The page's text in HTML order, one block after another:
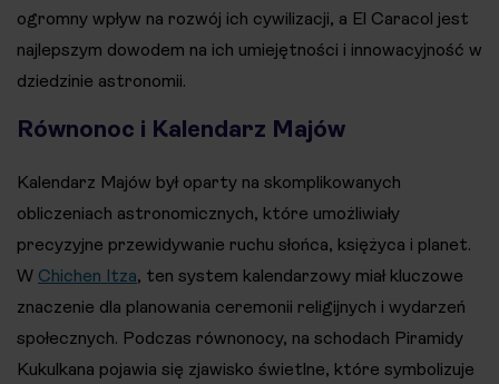
ogromny wpływ na rozwój ich cywilizacji, a El Caracol jest
najlepszym dowodem na ich umiejętności i innowacyjność w
dziedzinie astronomii​​.
Równonoc i Kalendarz Majów
Kalendarz Majów był oparty na skomplikowanych
obliczeniach astronomicznych, które umożliwiały
precyzyjne przewidywanie ruchu słońca, księżyca i planet.
W Chichen Itza, ten system kalendarzowy miał kluczowe
znaczenie dla planowania ceremonii religijnych i wydarzeń
społecznych. Podczas równonocy, na schodach Piramidy
Kukulkana pojawia się zjawisko świetlne, które symbolizuje